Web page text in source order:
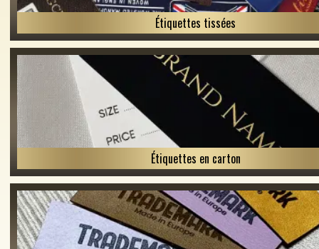
Étiquettes tissées
Étiquettes en carton